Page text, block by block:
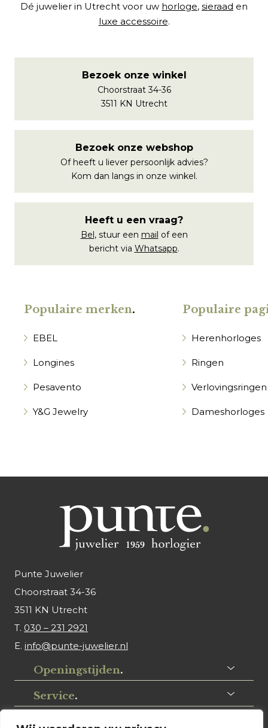
Dé juwelier in Utrecht voor uw horloge, sieraad en
luxe accessoire.
Bezoek onze winkel
Choorstraat 34-36
3511 KN Utrecht
Bezoek onze webshop
Of heeft u liever persoonlijk advies?
Kom dan langs in onze winkel.
Heeft u een vraag?
Bel , stuur een mail of een
bericht via Whatsapp.
Populaire merken.
EBEL
Longines
Pesavento
Y&G Jewelry
Populaire
Herenhorloges
Ringen
Verlovingsringen
Dameshorloges
Punte Juwelier
Choorstraat 34-36
3511 KN Utrecht
T. 030 – 231 2921
E. info@punte-juwelier.nl
Openingstijden.
Service.
Volg ons